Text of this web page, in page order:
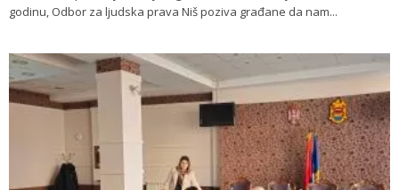
godinu, Odbor za ljudska prava Niš poziva građane da nam...